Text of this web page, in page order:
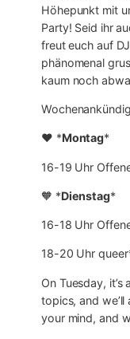
Höhepunkt mit
Party! Seid ihr
freut euch auf
phänomenal
kaum noch
❤ *Montag*
16-19 Uhr
🧡 *Dienstag*
16-18 Uhr
18-20 Uhr
On Tuesday,
topics, and we’ll
your mind, and